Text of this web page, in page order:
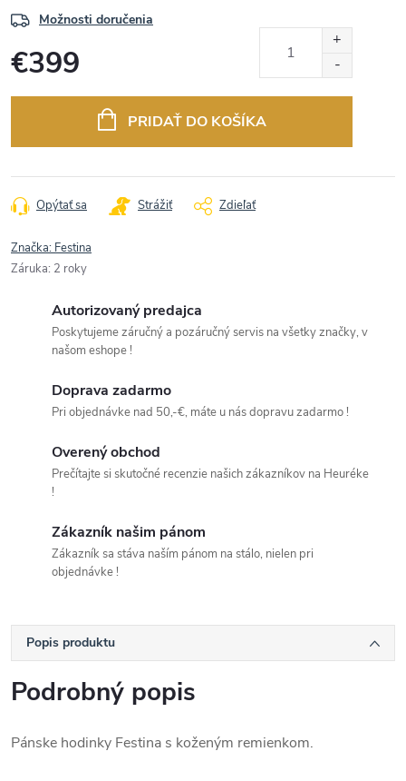
Možnosti doručenia
€399
PRIDAŤ DO KOŠÍKA
Opýtať sa Strážiť Zdieľať
Značka: Festina
Záruka: 2 roky
Autorizovaný predajca
Poskytujeme záručný a pozáručný servis na všetky značky, v
našom eshope !
Doprava zadarmo
Pri objednávke nad 50,-€, máte u nás dopravu zadarmo !
Overený obchod
Prečítajte si skutočné recenzie našich zákazníkov na Heuréke
!
Zákazník našim pánom
Zákazník sa stáva naším pánom na stálo, nielen pri
objednávke !
Popis produktu
Podrobný popis
Pánske hodinky Festina s koženým remienkom.